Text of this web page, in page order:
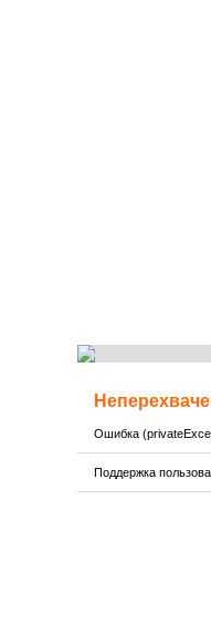
Ошибка
Поддержка